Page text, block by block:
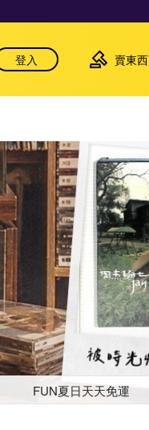
登入 賣東西
FUN夏日天天免運